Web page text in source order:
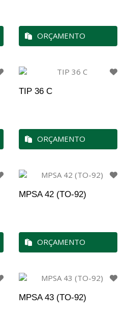
ORÇAMENTO
TIP 36 C
ORÇAMENTO
MPSA 42 (TO-92)
ORÇAMENTO
MPSA 43 (TO-92)